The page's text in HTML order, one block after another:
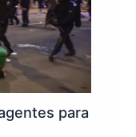
para